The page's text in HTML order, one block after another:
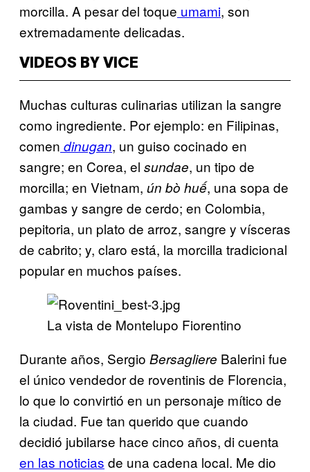
morcilla. A pesar del toque umami, son
extremadamente delicadas.
VIDEOS BY VICE
Muchas culturas culinarias utilizan la sangre
como ingrediente. Por ejemplo: en Filipinas,
comen dinugan, un guiso cocinado en
sangre; en Corea, el sundae, un tipo de
morcilla; en Vietnam, ún bò huế, una sopa de
gambas y sangre de cerdo; en Colombia,
pepitoria, un plato de arroz, sangre y vísceras
de cabrito; y, claro está, la morcilla tradicional
popular en muchos países.
La vista de Montelupo Fiorentino
Durante años, Sergio Bersagliere Balerini fue
el único vendedor de roventinis de Florencia,
lo que lo convirtió en un personaje mítico de
la ciudad. Fue tan querido que cuando
decidió jubilarse hace cinco años, di cuenta
en las noticias de una cadena local. Me dio